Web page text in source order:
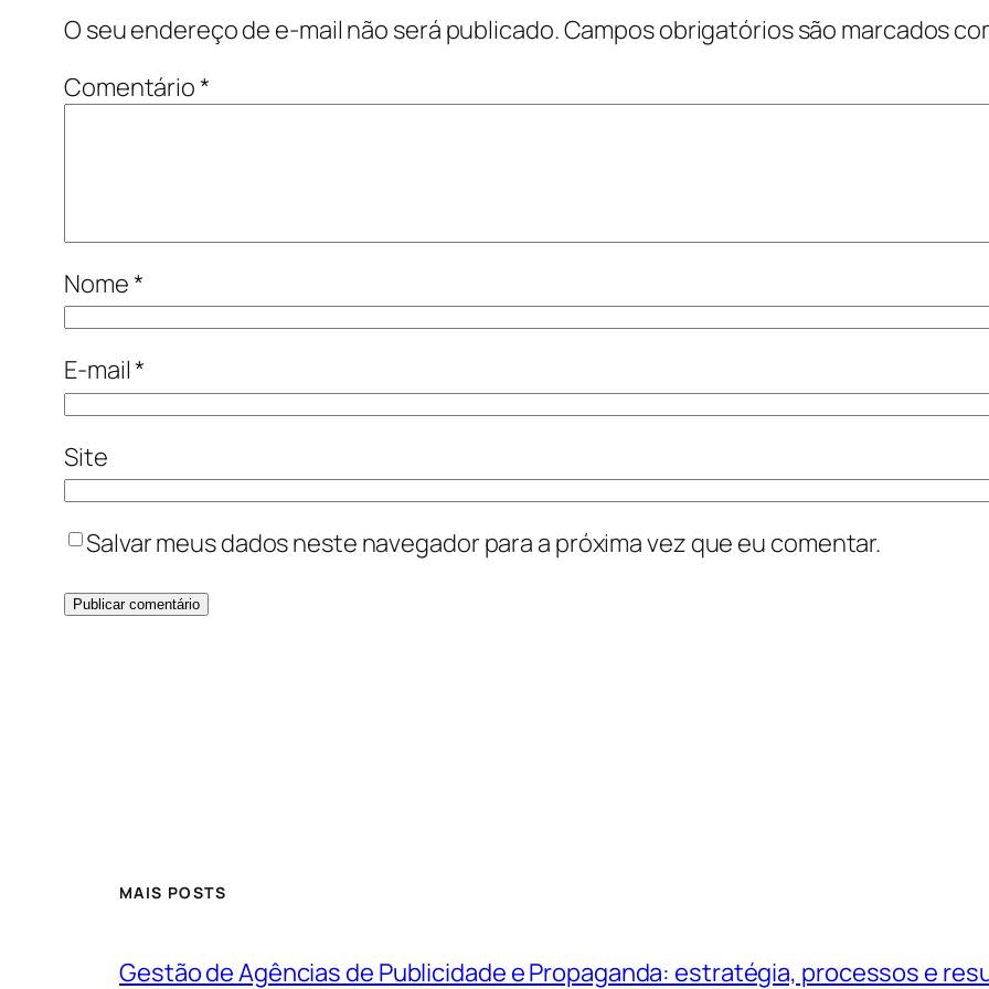
O seu endereço de e-mail não será publicado.Campos obrigatórios são marcados
Comentário*
Nome*
E-mail*
Site
Salvar meus dados neste navegador para a próxima vez que eu comentar.
MAIS POSTS
Gestão de Agências de Publicidade e Propaganda: estratégia, processos e